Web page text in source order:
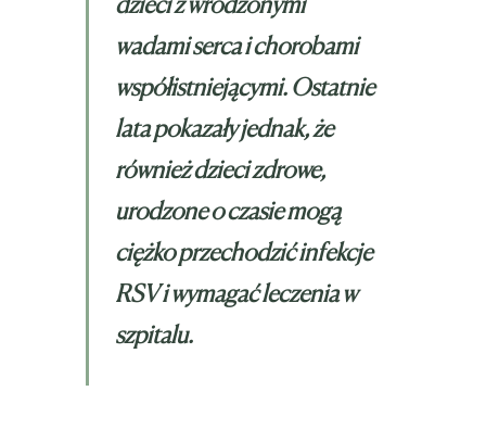
wadami serca i chorobami
współistniejącymi. Ostatnie
lata pokazały jednak, że
również dzieci zdrowe,
urodzone o czasie mogą
ciężko przechodzić infekcje
RSV i wymagać leczenia w
szpitalu.